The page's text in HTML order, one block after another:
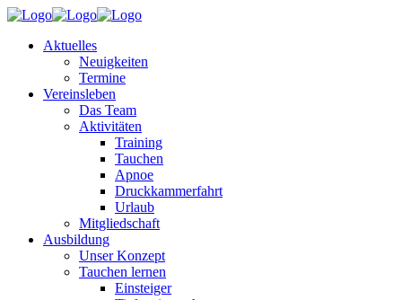
Aktuelles
Neuigkeiten
Termine
Vereinsleben
Das Team
Aktivitäten
Training
Tauchen
Apnoe
Druckkammerfahrt
Urlaub
Mitgliedschaft
Ausbildung
Unser Konzept
Tauchen lernen
Einsteiger